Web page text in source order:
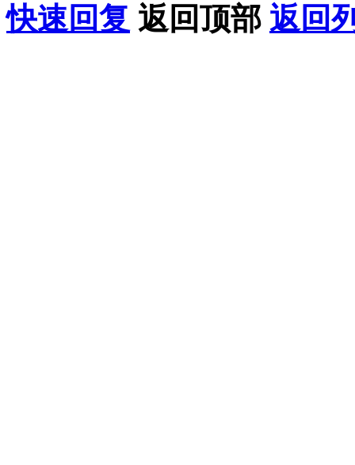
快速回复 返回顶部 返回